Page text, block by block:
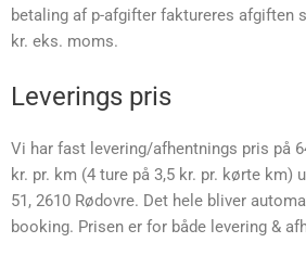
betaling af p-afgifter faktureres afgiften
kr. eks. moms.
Leverings pris
Vi har fast levering/afhentnings pris på
kr. pr. km (4 ture på 3,5 kr. pr. kørte km)
51, 2610 Rødovre. Det hele bliver
booking. Prisen er for både levering &